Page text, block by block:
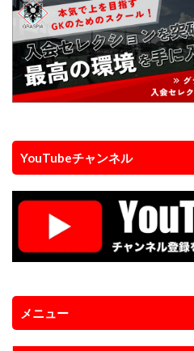
YouTubeチャンネル
メニュー